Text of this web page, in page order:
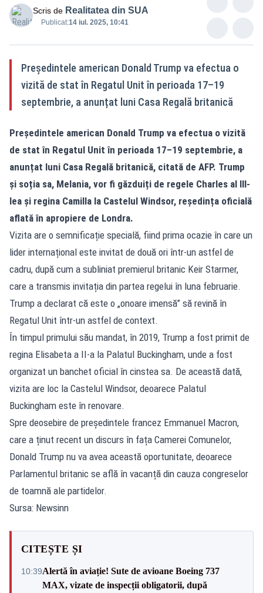
Scris de Realitatea din SUA
Publicat:14 iul. 2025, 10:41
Președintele american Donald Trump va efectua o
vizită de stat în Regatul Unit în perioada 17–19
septembrie, a anunțat luni Casa Regală britanică
Președintele american Donald Trump va efectua o vizită
de stat în Regatul Unit în perioada 17–19 septembrie, a
anunțat luni Casa Regală britanică, citată de AFP. Trump
și soția sa, Melania, vor fi găzduiți de regele Charles al III-
lea și regina Camilla la Castelul Windsor, reședința oficială
aflată în apropiere de Londra.
Vizita are o semnificație specială, fiind prima ocazie în care un
lider internațional este invitat de două ori într-un astfel de
cadru, după cum a subliniat premierul britanic Keir Starmer,
care a transmis invitația din partea regelui în luna februarie.
Trump a declarat că este o „onoare imensă” să revină în
Regatul Unit într-un astfel de context.
În timpul primului său mandat, în 2019, Trump a fost primit de
regina Elisabeta a II-a la Palatul Buckingham, unde a fost
organizat un banchet oficial în cinstea sa. De această dată,
vizita are loc la Castelul Windsor, deoarece Palatul
Buckingham este în renovare.
Spre deosebire de președintele francez Emmanuel Macron,
care a ținut recent un discurs în fața Camerei Comunelor,
Donald Trump nu va avea această oportunitate, deoarece
Parlamentul britanic se află în vacanță din cauza congreselor
de toamnă ale partidelor.
Sursa: Newsinn
CITEȘTE ȘI
10:39Alertă în aviație! Sute de avioane Boeing 737
MAX, vizate de inspecții obligatorii, după